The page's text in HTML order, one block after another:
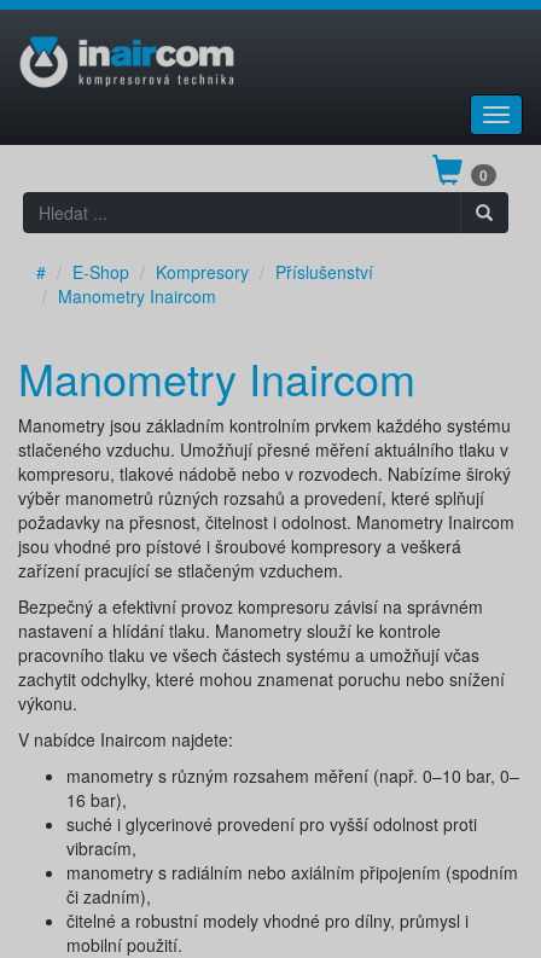
0
# E-Shop Kompresory
Příslušenství
Manometry Inaircom
Manometry Inaircom
Manometry jsou základním kontrolním prvkem každého systému
stlačeného vzduchu. Umožňují přesné měření aktuálního tlaku v
kompresoru, tlakové nádobě nebo v rozvodech. Nabízíme široký
výběr manometrů různých rozsahů a provedení, které splňují
požadavky na přesnost, čitelnost i odolnost. Manometry Inaircom
jsou vhodné pro pístové i šroubové kompresory a veškerá
zařízení pracující se stlačeným vzduchem.
Bezpečný a efektivní provoz kompresoru závisí na správném
nastavení a hlídání tlaku. Manometry slouží ke kontrole
pracovního tlaku ve všech částech systému a umožňují včas
zachytit odchylky, které mohou znamenat poruchu nebo snížení
výkonu.
V nabídce Inaircom najdete:
manometry s různým rozsahem měření (např. 0–10 bar, 0–
16 bar),
suché i glycerinové provedení pro vyšší odolnost proti
vibracím,
manometry s radiálním nebo axiálním připojením (spodním
či zadním),
čitelné a robustní modely vhodné pro dílny, průmysl i
mobilní použití.